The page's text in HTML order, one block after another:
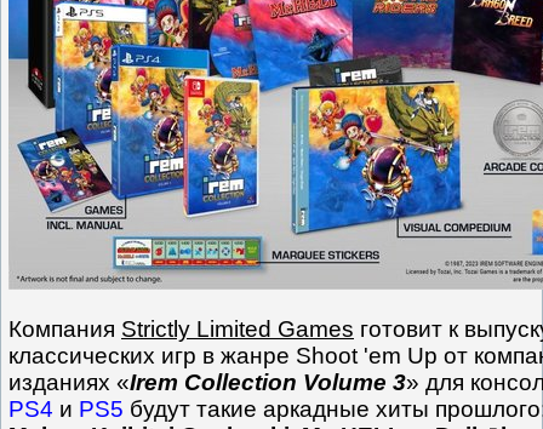
Компания Strictly Limited Games готовит к
классических игр в жанре Shoot 'em Up от
изданиях «Irem Collection Volume 3» для
PS4 и PS5 будут такие аркадные хиты